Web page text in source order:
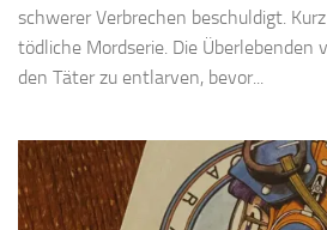
schwerer Verbrechen beschuldigt.
tödliche Mordserie. Die Überlebenden
den Täter zu entlarven, bevor...